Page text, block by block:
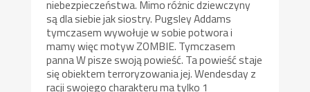
niebezpieczeństwa. Mimo różnic dziewczyny
są dla siebie jak siostry. Pugsley Addams
tymczasem wywołuje w sobie potwora i
mamy więc motyw ZOMBIE. Tymczasem
panna W pisze swoją powieść. Ta powieść staje
się obiektem terroryzowania jej. Wendesday z
racji swojego charakteru ma tylko 1